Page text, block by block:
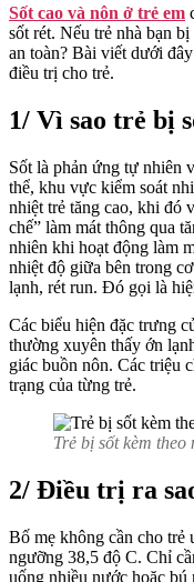
Sốt cao và nôn ở trẻ em
sốt rét. Nếu trẻ nhà bạn
an toàn? Bài viết dưới
điều trị cho trẻ.
1/ Vì sao trẻ bị
Sốt là phản ứng tự nhiên
thể, khu vực kiểm soát
nhiệt trẻ tăng cao, khi đó
chế” làm mát thông qua
nhiên khi hoạt động làm
nhiệt độ giữa bên trong
lạnh, rét run. Đó gọi là
Các biểu hiện đặc trưng
thường xuyên thấy ớn
giác buồn nôn. Các triệu
trạng của từng trẻ.
Trẻ bị sốt kèm theo
2/ Điều trị ra
Bố mẹ không cần cho trẻ
ngưỡng 38,5 độ C. Chỉ
uống nhiều nước hoặc bú